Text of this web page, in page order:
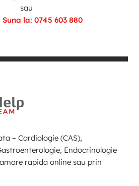
sau
Suna la: 0745 603 880
– Cardiologie (CAS),
Endocrinologie
rapida online sau prin